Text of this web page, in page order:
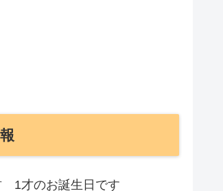
1才のお誕生日です